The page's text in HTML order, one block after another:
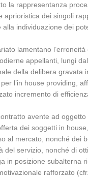
la rappresentanza
dei singoli
individuazione dei
lamentano
appellanti, lungi
della delibera
l’in house providing,
incremento di
avente ad
dei soggetti in
al mercato, nonché dei
servizio, nonché di
posizione subalterna
rafforzato